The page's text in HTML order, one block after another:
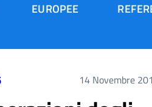
EUROPEE
Istruzioni per le
14 Novembre